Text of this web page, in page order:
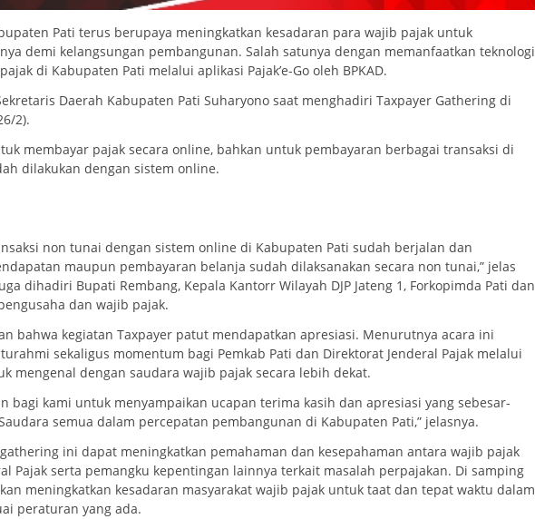
Pati terus berupaya meningkatkan kesadaran para wajib pajak untuk
demi kelangsungan pembangunan. Salah satunya dengan memanfaatkan teknologi
di Kabupaten Pati melalui aplikasi Pajak’e-Go oleh BPKAD.
Daerah Kabupaten Pati Suharyono saat menghadiri Taxpayer Gathering di
2).
membayar pajak secara online, bahkan untuk pembayaran berbagai transaksi di
dilakukan dengan sistem online.
non tunai dengan sistem online di Kabupaten Pati sudah berjalan dan
maupun pembayaran belanja sudah dilaksanakan secara non tunai,” jelas
dihadiri Bupati Rembang, Kepala Kantorr Wilayah DJP Jateng 1, Forkopimda Pati dan
dan wajib pajak.
bahwa kegiatan Taxpayer patut mendapatkan apresiasi. Menurutnya acara ini
sekaligus momentum bagi Pemkab Pati dan Direktorat Jenderal Pajak melalui
mengenal dengan saudara wajib pajak secara lebih dekat.
bagi kami untuk menyampaikan ucapan terima kasih dan apresiasi yang sebesar-
semua dalam percepatan pembangunan di Kabupaten Pati,” jelasnya.
ini dapat meningkatkan pemahaman dan kesepahaman antara wajib pajak
Pajak serta pemangku kepentingan lainnya terkait masalah perpajakan. Di samping
meningkatkan kesadaran masyarakat wajib pajak untuk taat dan tepat waktu dalam
peraturan yang ada.